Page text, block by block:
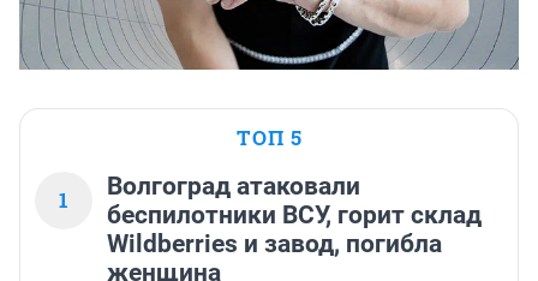
ТОП 5
1
Волгоград атаковали
беспилотники ВСУ, горит склад
Wildberries и завод, погибла
женщина